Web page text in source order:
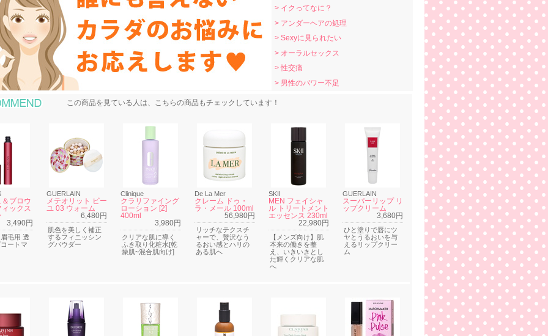
> イクってなに？
> アンダーヘアの処理
> Sexyに見られたい
> オーラルセックス
> 性交痛
> 男性のパワー不足
おすすめ商品
この商品を見ている人は、こちらの商品もチェックしています！
ブロウ
ックス
3,490円
毛用 透
ートマ
GUERLAIN
メテオリット ビー
ユ 03 ウォーム
6,480円
肌色を美しく補正
するフィニッシン
グパウダー
Clinique
クラリファイング
ローション [2]
400ml
3,980円
クリアな肌に導く
ふき取り化粧水[乾
燥肌~混合肌向け]
De La Mer
クレーム ドゥ・
ラ・メール 100ml
56,980円
リッチなテクスチ
ャーで、贅沢なう
るおい感とハリの
ある肌へ
SKII
MEN フェイシャ
ル トリートメント
エッセンス 230ml
22,980円
【メンズ向け】肌
本来の働きを整
え、いきいきとし
た輝くクリアな肌
へ
GUERLAIN
スーパーリップ リ
ップクリーム
3,680円
ひと塗りで唇にツ
ヤとうるおいを与
えるリップクリー
ム